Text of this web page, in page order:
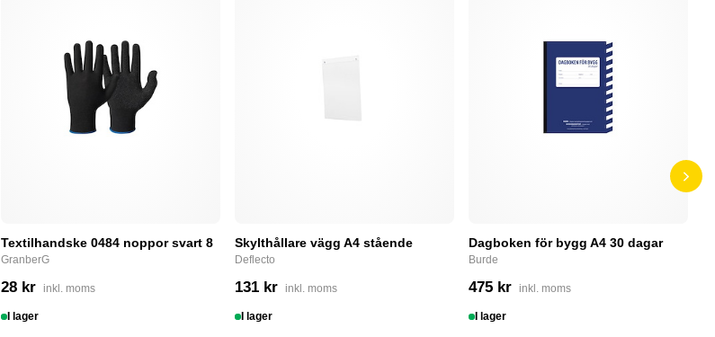
Textilhandske 0484 noppor svart 8
GranberG
28 kr inkl. moms
I lager
Skylthållare vägg A4 stående
Deflecto
131 kr inkl. moms
I lager
Dagboken för bygg A4 30 dagar
Burde
475 kr inkl. moms
I lager